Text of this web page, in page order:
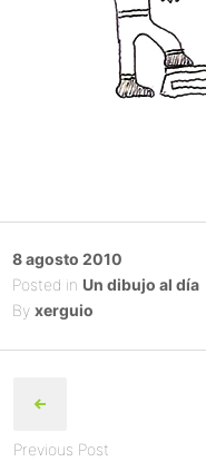
Posted
on
8 agosto 2010
Posted in Un dibujo al día
By xerguio
navigation
Previous Post